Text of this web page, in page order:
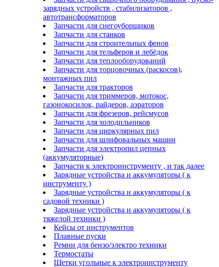
зарядных устройств , стабилизаторов ,
автотрансформаторов
Запчасти для снегоуборщиков
Запчасти для станков
Запчасти для строительных фенов
Запчасти для тельферов и лебёдок
Запчасти для теплооборудований
Запчасти для торцовочных (раскосов),
монтажных пил
Запчасти для тракторов
Запчасти для триммеров, мотокос,
газонокосилок, райдеров, аэраторов
Запчасти для фрезеров, рейсмусов
Запчасти для холодильников
Запчасти для циркулярных пил
Запчасти для шлифовальных машин
Запчасти для электропил цепных
(аккумуляторные)
Запчасти к электроинструменту , и так далее
Зарядные устройства и аккумуляторы ( к
инструменту )
Зарядные устройства и аккумуляторы ( к
садовой техники )
Зарядные устройства и аккумуляторы ( к
тяжелой техники )
Кейсы от инструментов
Плавные пуски
Ремни для бензо/электро техники
Термостаты
Щетки угольные к электроинструменту